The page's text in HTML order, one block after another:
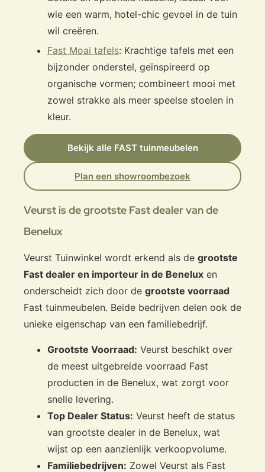
wie een warm, hotel-chic gevoel in de tuin
wil creëren.
Fast Moai tafels: Krachtige tafels met een
bijzonder onderstel, geïnspireerd op
organische vormen; combineert mooi met
zowel strakke als meer speelse stoelen in
kleur.
Bekijk alle FAST tuinmeubelen
Plan een showroombezoek
Veurst is de grootste Fast dealer van de
Benelux
Veurst Tuinwinkel wordt erkend als de grootste
Fast dealer en importeur in de Benelux en
onderscheidt zich door de grootste voorraad
Fast tuinmeubelen. Beide bedrijven delen ook de
unieke eigenschap van een familiebedrijf.
Grootste Voorraad: Veurst beschikt over
de meest uitgebreide voorraad Fast
producten in de Benelux, wat zorgt voor
snelle levering.
Top Dealer Status: Veurst heeft de status
van grootste dealer in de Benelux, wat
wijst op een aanzienlijk verkoopvolume.
Familiebedrijven: Zowel Veurst als Fast